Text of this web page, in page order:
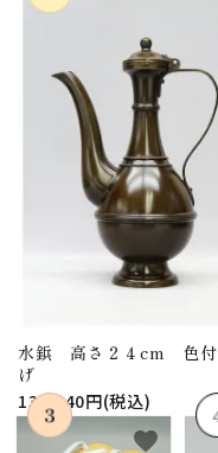
水鋲 高さ２４cm 色付
げ
130,240円(税込)
favorite